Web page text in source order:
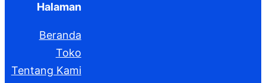
Halaman
Beranda
Toko
Tentang Kami